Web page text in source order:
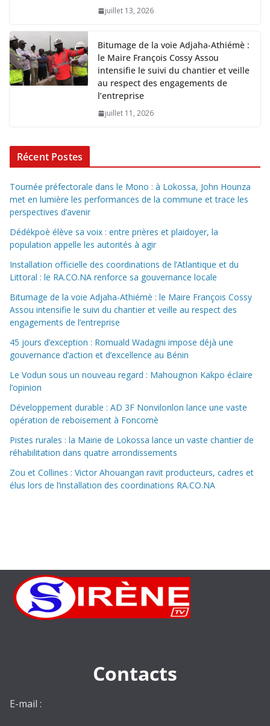
juillet 13, 2026
Bitumage de la voie Adjaha-Athiémè :
le Maire François Cossy Assou
intensifie le suivi du chantier et veille
au respect des engagements de
l’entreprise
juillet 11, 2026
Récent Postes
Tournée préfectorale dans le Mono : à Lokossa, John Hounza
met en lumière les performances de la commune et trace les
perspectives d’avenir
Dédékpoè élève sa voix : entre prières et plaidoyer, la
population appelle les autorités à agir
Installation officielle des coordinations de l’Atlantique et du
Littoral : le RA.CO.NA renforce sa gouvernance locale
Bitumage de la voie Adjaha-Athiémè : le Maire François Cossy
Assou intensifie le suivi du chantier et veille au respect des
engagements de l’entreprise
45 jours d’exception : Romuald Wadagni impose déjà une
gouvernance d’action et d’excellence au Bénin
Le Vodun sous un nouveau regard : Mahougnon Kakpo éclaire
l’opinion
Développement durable : AD 3F Nonvilonlon lance une vaste
opération de reboisement à Foncomè
Pistes rurales : la Mairie de Lokossa lance un vaste chantier de
réhabilitation dans quatre arrondissements
Zou et Collines : Victor Ahouangan ravit producteurs, cadres et
élus lors de l’installation des coordinations RA.CO.NA
Contacts
E-mail :